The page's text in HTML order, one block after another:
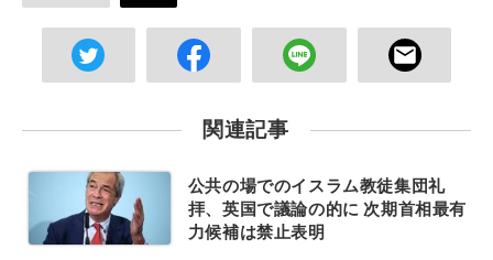
関連記事
公共の場でのイスラム教徒集団礼
拝、英国で議論の的に 次期首相最有
力候補は禁止表明